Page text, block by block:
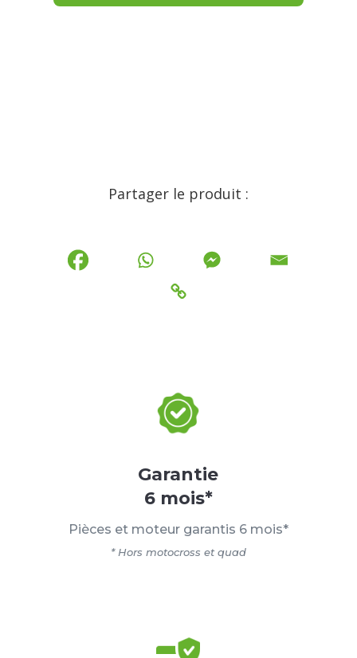
Partager le produit :
Garantie
6 mois*
Pièces et moteur garantis 6 mois*
* Hors motocross et quad